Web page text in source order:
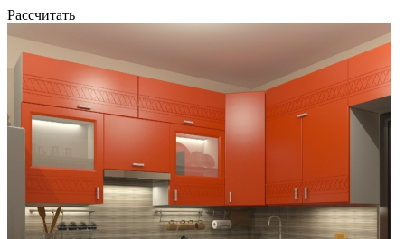
Рассчитать